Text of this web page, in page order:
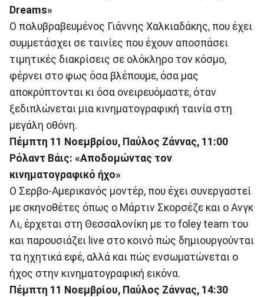
Dreams»
Ο πολυβραβευμένος Γιάννης Χαλκιαδάκης, που έχει
συμμετάσχει σε ταινίες που έχουν αποσπάσει
τιμητικές διακρίσεις σε ολόκληρο τον κόσμο,
φέρνει στο φως όσα βλέπουμε, όσα μας
αποκρύπτονται κι όσα ονειρευόμαστε, όταν
ξεδιπλώνεται μια κινηματογραφική ταινία στη
μεγάλη οθόνη.
Πέμπτη 11 Νοεμβρίου, Παύλος Ζάννας, 11:00
Ρόλαντ Βάις: «Αποδομώντας τον
κινηματογραφικό ήχο»
Ο Σερβο-Αμερικανός μοντέρ, που έχει συνεργαστεί
με σκηνοθέτες όπως ο Μάρτιν Σκορσέζε και ο Ανγκ
Λι, έρχεται στη Θεσσαλονίκη με το foley team του
και παρουσιάζει live στο κοινό πώς δημιουργούνται
τα ηχητικά εφέ, αλλά και πώς ενσωματώνεται ο
ήχος στην κινηματογραφική εικόνα.
Πέμπτη 11 Νοεμβρίου, Παύλος Ζάννας, 14:30